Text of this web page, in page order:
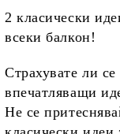
2 класически
всеки балкон!
Страхувате ли
впечатляващи
Не се